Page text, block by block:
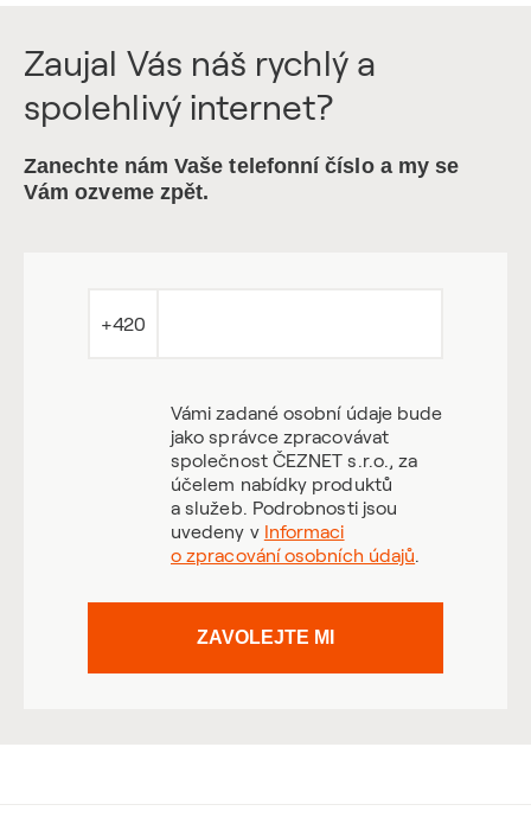
Zaujal Vás náš rychlý a
spolehlivý internet?
Zanechte nám Vaše telefonní číslo a my se
Vám ozveme zpět.
+420
Vámi zadané osobní údaje bude
jako správce zpracovávat
společnost ČEZNET s.r.o., za
účelem nabídky produktů
a služeb. Podrobnosti jsou
uvedeny v Informaci
o zpracování osobních údajů.
ZAVOLEJTE MI